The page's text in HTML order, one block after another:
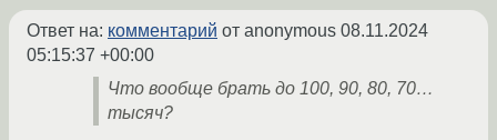
Ответ на: комментарий от anonymous 08.11.2024
05:15:37 +00:00
Что вообще брать до 100, 90, 80, 70…
тысяч?